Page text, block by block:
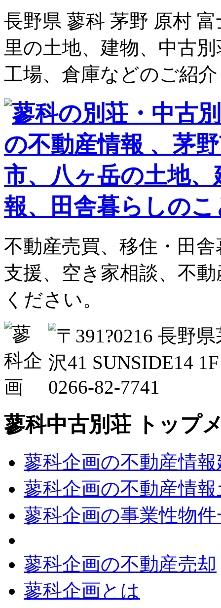
長野県 蓼科 茅野 原村
里の土地、建物、中古
工場、倉庫などのご紹介
不動産売買、移住・田
支援、空き家相談、不
ください。
蓼科中古別荘 トップ
蓼科企画の不動産情
蓼科企画の不動産情
蓼科企画の事業性物
蓼科企画の不動産売却
蓼科企画とは